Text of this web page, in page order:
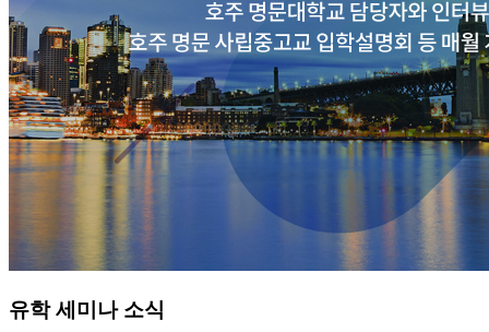
유학세미나 소식